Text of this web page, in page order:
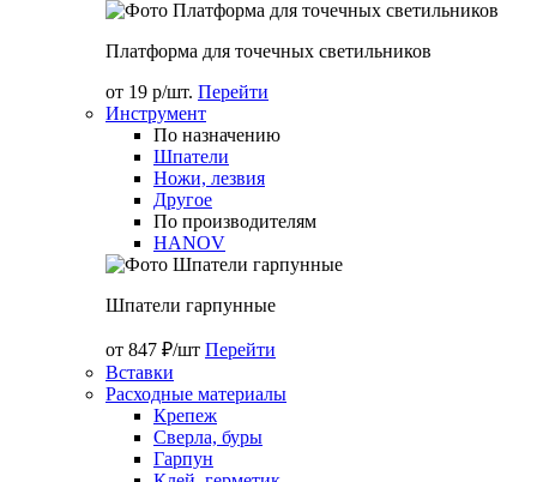
Платформа для точечных светильников
от 19 р/шт. Перейти
Инструмент
По назначению
Шпатели
Ножи, лезвия
Другое
По производителям
HANOV
Шпатели гарпунные
от 847 ₽/шт Перейти
Вставки
Расходные материалы
Крепеж
Сверла, буры
Гарпун